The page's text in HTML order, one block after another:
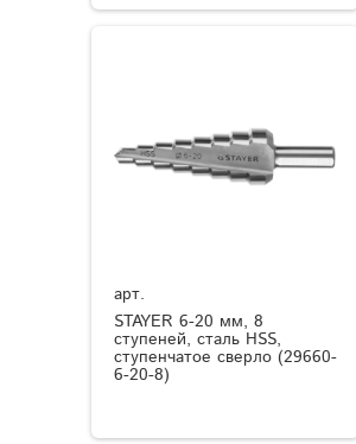
арт.
STAYER 6-20 мм, 8
ступеней, сталь HSS,
ступенчатое сверло (29660-
6-20-8)